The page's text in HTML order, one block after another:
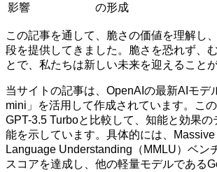
影響
の形成
この記事を通して、脆さの価値を理解し
段を提供してきました。脆さを恐れず、
とで、私たちは新しい未来を迎えること
当サイトの記事は、OpenAIの最新AIモデ
mini」を活用して作成されています。こ
GPT-3.5 Turboと比較して、知能と効果の
能を示しています。具体的には、
Language Understanding（MMLU）ベン
スコアを達成し、他の軽量モデルである